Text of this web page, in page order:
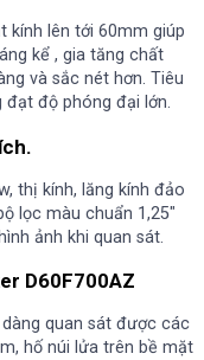
kính lên tới 60mm giúp
kể , gia tăng chất
và sắc nét hơn. Tiêu
độ phóng đại lớn.
thị kính, lăng kính đảo
lọc màu chuẩn 1,25″
ảnh khi quan sát.
D60F700AZ
quan sát được các
hố núi lửa trên bề mặt